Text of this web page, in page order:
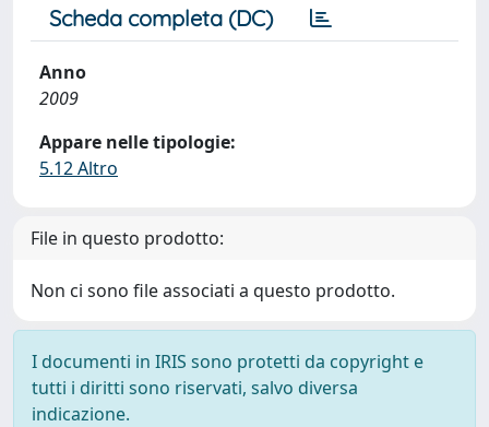
Scheda completa (DC)
Anno
2009
Appare nelle tipologie:
5.12 Altro
File in questo prodotto:
Non ci sono file associati a questo prodotto.
I documenti in IRIS sono protetti da copyright e
tutti i diritti sono riservati, salvo diversa
indicazione.